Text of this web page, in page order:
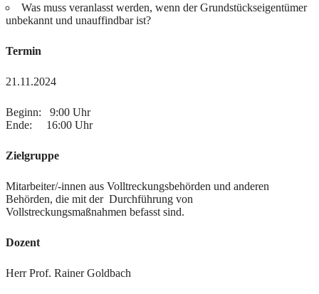
Was muss veranlasst werden, wenn der Grundstückseigentümer
unbekannt und unauffindbar ist?
Termin
21.11.2024
Beginn: 9:00 Uhr
Ende: 16:00 Uhr
Zielgruppe
Mitarbeiter/-innen aus Volltreckungsbehörden und anderen
Behörden, die mit der Durchführung von
Vollstreckungsmaßnahmen befasst sind.
Dozent
Herr Prof. Rainer Goldbach